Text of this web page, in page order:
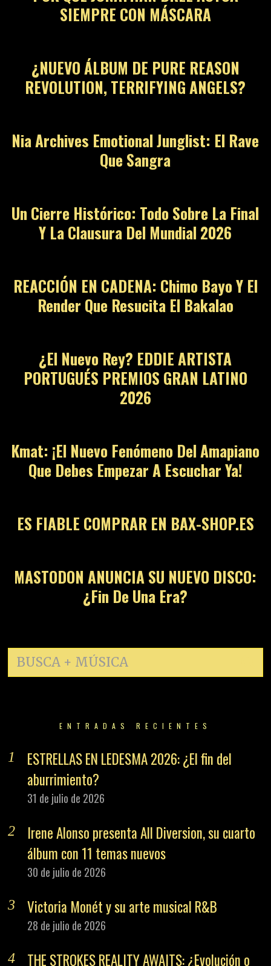
SIEMPRE CON MÁSCARA
¿NUEVO ÁLBUM DE PURE REASON
REVOLUTION, TERRIFYING ANGELS?
08
Nia Archives Emotional Junglist: El Rave
Que Sangra
Un Cierre Histórico: Todo Sobre La Final
Y La Clausura Del Mundial 2026
10
REACCIÓN EN CADENA: Chimo Bayo Y El
Render Que Resucita El Bakalao
11
¿El Nuevo Rey? EDDIE ARTISTA
PORTUGUÉS PREMIOS GRAN LATINO
2026
Kmat: ¡El Nuevo Fenómeno Del Amapiano
Que Debes Empezar A Escuchar Ya!
13
ES FIABLE COMPRAR EN BAX-SHOP.ES
14
MASTODON ANUNCIA SU NUEVO DISCO:
¿Fin De Una Era?
ENTRADAS RECIENTES
ESTRELLAS EN LEDESMA 2026: ¿El fin del
aburrimiento?
31 de julio de 2026
Irene Alonso presenta All Diversion, su cuarto
álbum con 11 temas nuevos
30 de julio de 2026
Victoria Monét y su arte musical R&B
28 de julio de 2026
THE STROKES REALITY AWAITS: ¿Evolución o